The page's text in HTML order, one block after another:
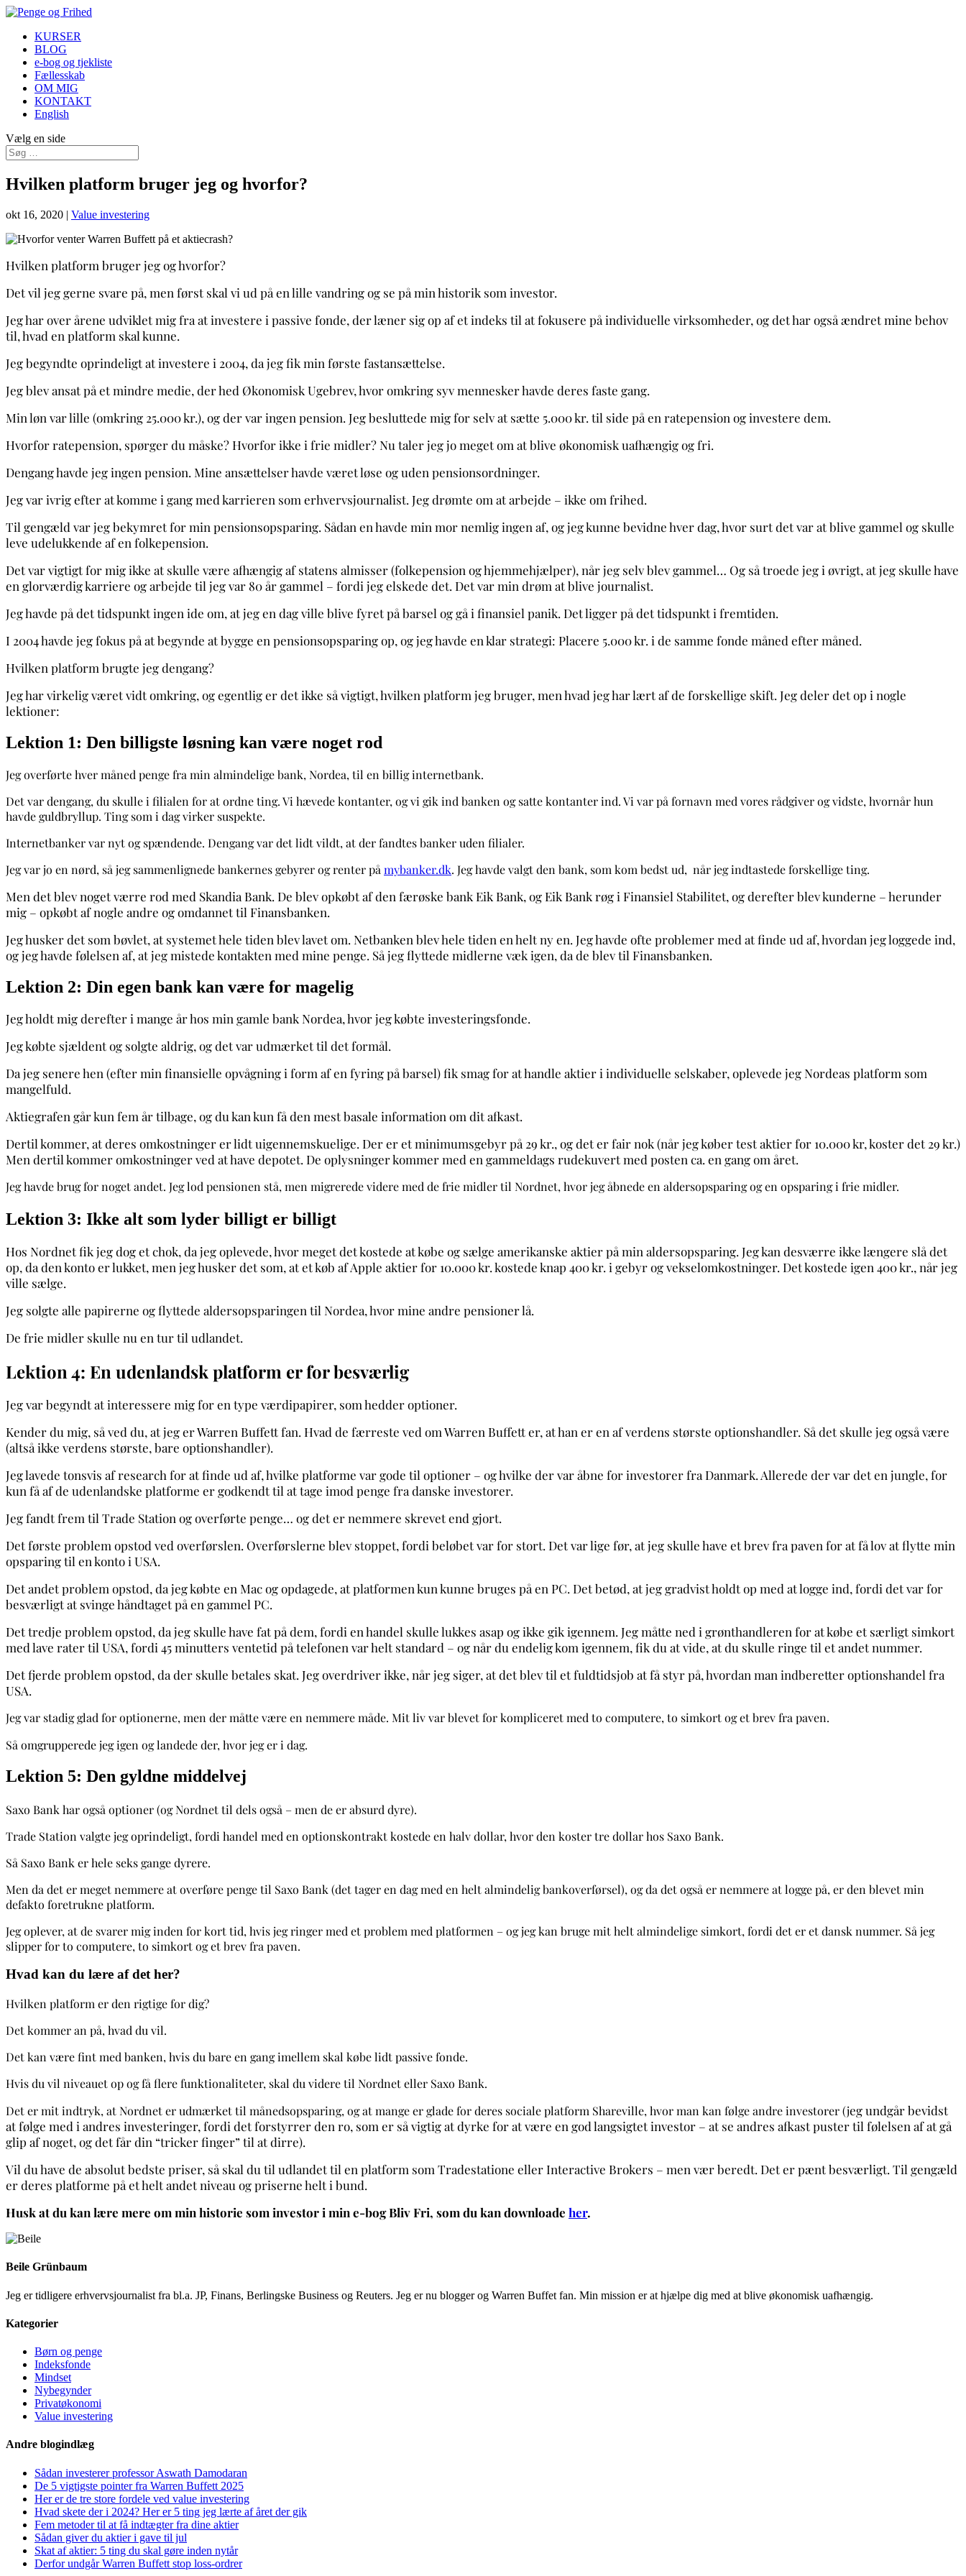
KURSER
BLOG
e-bog og tjekliste
Fællesskab
OM MIG
KONTAKT
English
Vælg en side
Hvilken platform bruger jeg og hvorfor?
okt 16, 2020 | Value investering
Hvilken platform bruger jeg og hvorfor?
Det vil jeg gerne svare på, men først skal vi ud på en lille vandring og se på min historik som investor.
Jeg har over årene udviklet mig fra at investere i passive fonde, der læner sig op af et indeks til at fokusere på individuelle virksomheder, og det har også ændret mine behov
til, hvad en platform skal kunne.
Jeg begyndte oprindeligt at investere i 2004, da jeg fik min første fastansættelse.
Jeg blev ansat på et mindre medie, der hed Økonomisk Ugebrev, hvor omkring syv mennesker havde deres faste gang.
Min løn var lille (omkring 25.000 kr.), og der var ingen pension. Jeg besluttede mig for selv at sætte 5.000 kr. til side på en ratepension og investere dem.
Hvorfor ratepension, spørger du måske? Hvorfor ikke i frie midler? Nu taler jeg jo meget om at blive økonomisk uafhængig og fri.
Dengang havde jeg ingen pension. Mine ansættelser havde været løse og uden pensionsordninger.
Jeg var ivrig efter at komme i gang med karrieren som erhvervsjournalist. Jeg drømte om at arbejde – ikke om frihed.
Til gengæld var jeg bekymret for min pensionsopsparing. Sådan en havde min mor nemlig ingen af, og jeg kunne bevidne hver dag, hvor surt det var at blive gammel og skulle
leve udelukkende af en folkepension.
Det var vigtigt for mig ikke at skulle være afhængig af statens almisser (folkepension og hjemmehjælper), når jeg selv blev gammel… Og så troede jeg i øvrigt, at jeg skulle have
en glorværdig karriere og arbejde til jeg var 80 år gammel – fordi jeg elskede det. Det var min drøm at blive journalist.
Jeg havde på det tidspunkt ingen ide om, at jeg en dag ville blive fyret på barsel og gå i finansiel panik. Det ligger på det tidspunkt i fremtiden.
I 2004 havde jeg fokus på at begynde at bygge en pensionsopsparing op, og jeg havde en klar strategi: Placere 5.000 kr. i de samme fonde måned efter måned.
Hvilken platform brugte jeg dengang?
Jeg har virkelig været vidt omkring, og egentlig er det ikke så vigtigt, hvilken platform jeg bruger, men hvad jeg har lært af de forskellige skift. Jeg deler det op i nogle
lektioner:
Lektion 1: Den billigste løsning kan være noget rod
Jeg overførte hver måned penge fra min almindelige bank, Nordea, til en billig internetbank.
Det var dengang, du skulle i filialen for at ordne ting. Vi hævede kontanter, og vi gik ind banken og satte kontanter ind. Vi var på fornavn med vores rådgiver og vidste, hvornår hun
havde guldbryllup. Ting som i dag virker suspekte.
Internetbanker var nyt og spændende. Dengang var det lidt vildt, at der fandtes banker uden filialer.
Jeg var jo en nørd, så jeg sammenlignede bankernes gebyrer og renter på mybanker.dk. Jeg havde valgt den bank, som kom bedst ud, når jeg indtastede forskellige ting.
Men det blev noget værre rod med Skandia Bank. De blev opkøbt af den færøske bank Eik Bank, og Eik Bank røg i Finansiel Stabilitet, og derefter blev kunderne – herunder
mig – opkøbt af nogle andre og omdannet til Finansbanken.
Jeg husker det som bøvlet, at systemet hele tiden blev lavet om. Netbanken blev hele tiden en helt ny en. Jeg havde ofte problemer med at finde ud af, hvordan jeg loggede ind,
og jeg havde følelsen af, at jeg mistede kontakten med mine penge. Så jeg flyttede midlerne væk igen, da de blev til Finansbanken.
Lektion 2: Din egen bank kan være for magelig
Jeg holdt mig derefter i mange år hos min gamle bank Nordea, hvor jeg købte investeringsfonde.
Jeg købte sjældent og solgte aldrig, og det var udmærket til det formål.
Da jeg senere hen (efter min finansielle opvågning i form af en fyring på barsel) fik smag for at handle aktier i individuelle selskaber, oplevede jeg Nordeas platform som
mangelfuld.
Aktiegrafen går kun fem år tilbage, og du kan kun få den mest basale information om dit afkast.
Dertil kommer, at deres omkostninger er lidt uigennemskuelige. Der er et minimumsgebyr på 29 kr., og det er fair nok (når jeg køber test aktier for 10.000 kr, koster det 29 kr.)
Men dertil kommer omkostninger ved at have depotet. De oplysninger kommer med en gammeldags rudekuvert med posten ca. en gang om året.
Jeg havde brug for noget andet. Jeg lod pensionen stå, men migrerede videre med de frie midler til Nordnet, hvor jeg åbnede en aldersopsparing og en opsparing i frie midler.
Lektion 3: Ikke alt som lyder billigt er billigt
Hos Nordnet fik jeg dog et chok, da jeg oplevede, hvor meget det kostede at købe og sælge amerikanske aktier på min aldersopsparing. Jeg kan desværre ikke længere slå det
op, da den konto er lukket, men jeg husker det som, at et køb af Apple aktier for 10.000 kr. kostede knap 400 kr. i gebyr og vekselomkostninger. Det kostede igen 400 kr., når jeg
ville sælge.
Jeg solgte alle papirerne og flyttede aldersopsparingen til Nordea, hvor mine andre pensioner lå.
De frie midler skulle nu en tur til udlandet.
Lektion 4: En udenlandsk platform er for besværlig
Jeg var begyndt at interessere mig for en type værdipapirer, som hedder optioner.
Kender du mig, så ved du, at jeg er Warren Buffett fan. Hvad de færreste ved om Warren Buffett er, at han er en af verdens største optionshandler. Så det skulle jeg også være
(altså ikke verdens største, bare optionshandler).
Jeg lavede tonsvis af research for at finde ud af, hvilke platforme var gode til optioner – og hvilke der var åbne for investorer fra Danmark. Allerede der var det en jungle, for
kun få af de udenlandske platforme er godkendt til at tage imod penge fra danske investorer.
Jeg fandt frem til Trade Station og overførte penge… og det er nemmere skrevet end gjort.
Det første problem opstod ved overførslen. Overførslerne blev stoppet, fordi beløbet var for stort. Det var lige før, at jeg skulle have et brev fra paven for at få lov at flytte min
opsparing til en konto i USA.
Det andet problem opstod, da jeg købte en Mac og opdagede, at platformen kun kunne bruges på en PC. Det betød, at jeg gradvist holdt op med at logge ind, fordi det var for
besværligt at svinge håndtaget på en gammel PC.
Det tredje problem opstod, da jeg skulle have fat på dem, fordi en handel skulle lukkes asap og ikke gik igennem. Jeg måtte ned i grønthandleren for at købe et særligt simkort
med lave rater til USA, fordi 45 minutters ventetid på telefonen var helt standard – og når du endelig kom igennem, fik du at vide, at du skulle ringe til et andet nummer.
Det fjerde problem opstod, da der skulle betales skat. Jeg overdriver ikke, når jeg siger, at det blev til et fuldtidsjob at få styr på, hvordan man indberetter optionshandel fra
USA.
Jeg var stadig glad for optionerne, men der måtte være en nemmere måde. Mit liv var blevet for kompliceret med to computere, to simkort og et brev fra paven.
Så omgrupperede jeg igen og landede der, hvor jeg er i dag.
Lektion 5: Den gyldne middelvej
Saxo Bank har også optioner (og Nordnet til dels også – men de er absurd dyre).
Trade Station valgte jeg oprindeligt, fordi handel med en optionskontrakt kostede en halv dollar, hvor den koster tre dollar hos Saxo Bank.
Så Saxo Bank er hele seks gange dyrere.
Men da det er meget nemmere at overføre penge til Saxo Bank (det tager en dag med en helt almindelig bankoverførsel), og da det også er nemmere at logge på, er den blevet min
defakto foretrukne platform.
Jeg oplever, at de svarer mig inden for kort tid, hvis jeg ringer med et problem med platformen – og jeg kan bruge mit helt almindelige simkort, fordi det er et dansk nummer. Så jeg
slipper for to computere, to simkort og et brev fra paven.
Hvad kan du lære af det her?
Hvilken platform er den rigtige for dig?
Det kommer an på, hvad du vil.
Det kan være fint med banken, hvis du bare en gang imellem skal købe lidt passive fonde.
Hvis du vil niveauet op og få flere funktionaliteter, skal du videre til Nordnet eller Saxo Bank.
Det er mit indtryk, at Nordnet er udmærket til månedsopsparing, og at mange er glade for deres sociale platform Shareville, hvor man kan følge andre investorer (jeg undgår bevidst
at følge med i andres investeringer, fordi det forstyrrer den ro, som er så vigtig at dyrke for at være en god langsigtet investor – at se andres afkast puster til følelsen af at gå
glip af noget, og det får din “tricker finger” til at dirre).
Vil du have de absolut bedste priser, så skal du til udlandet til en platform som Tradestatione eller Interactive Brokers – men vær beredt. Det er pænt besværligt. Til gengæld
er deres platforme på et helt andet niveau og priserne helt i bund.
Husk at du kan lære mere om min historie som investor i min e-bog Bliv Fri, som du kan downloade her.
Beile Grünbaum
Jeg er tidligere erhvervsjournalist fra bl.a. JP, Finans, Berlingske Business og Reuters. Jeg er nu blogger og Warren Buffet fan. Min mission er at hjælpe dig med at blive økonomisk uafhængig.
Kategorier
Børn og penge
Indeksfonde
Mindset
Nybegynder
Privatøkonomi
Value investering
Andre blogindlæg
Sådan investerer professor Aswath Damodaran
De 5 vigtigste pointer fra Warren Buffett 2025
Her er de tre store fordele ved value investering
Hvad skete der i 2024? Her er 5 ting jeg lærte af året der gik
Fem metoder til at få indtægter fra dine aktier
Sådan giver du aktier i gave til jul
Skat af aktier: 5 ting du skal gøre inden nytår
Derfor undgår Warren Buffett stop loss-ordrer